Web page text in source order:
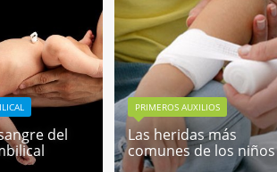
del
PRIMEROS AUXILIOS
Las heridas más
comunes de los niños